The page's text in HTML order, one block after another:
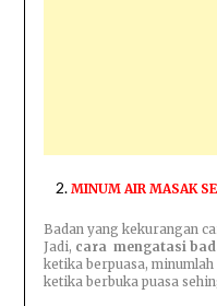
MINUM AIR MASAK
Badan yang kekurangan
Jadi, cara mengatasi
ketika berpuasa,
ketika berbuka puasa